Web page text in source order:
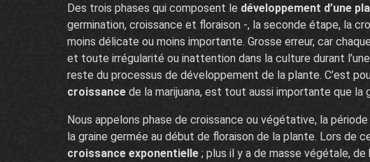
Des trois phases qui composent le développement d’une
germination, croissance et floraison -, la seconde étape, la
moins délicate ou moins importante. Grosse erreur, car
et toute irrégularité ou inattention dans la culture durant
reste du processus de développement de la plante. C’est
croissance de la marijuana, est tout aussi importante que la
Nous appelons phase de croissance ou végétative, la
la graine germée au début de floraison de la plante. Lors de
croissance exponentielle ; plus il y a de masse végétale,